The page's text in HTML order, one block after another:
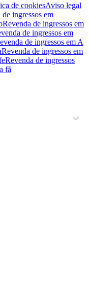
de cookiesAviso legal
de ingressos em
Revenda de ingressos em
de ingressos em
de ingressos em A
Revenda de ingressos em
Revenda de ingressos
fã